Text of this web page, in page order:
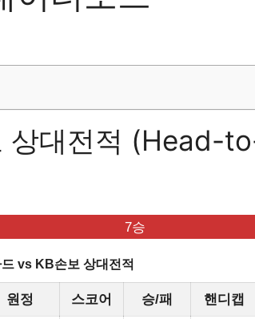
상대전적 (Head-
7승
vs KB손보 상대전적
원정 스코어 승/패 핸디캡